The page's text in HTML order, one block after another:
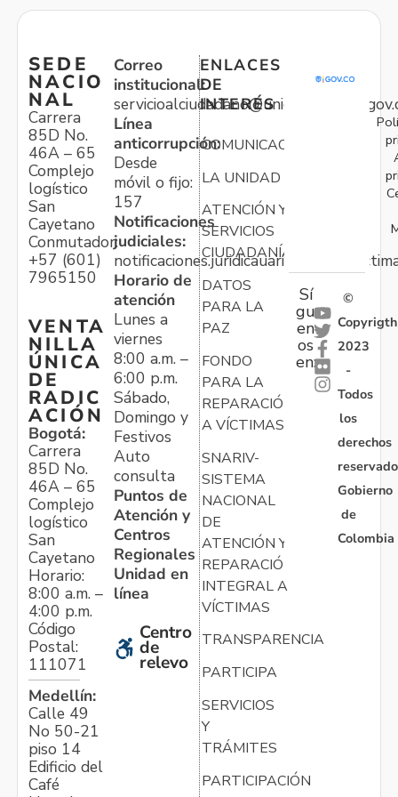
SEDE
NACIO
NAL
Carrera
85D No.
46A – 65
Complejo
logístico
San
Cayetano
Conmutador:
+57 (601)
7965150
VENTA
NILLA
ÚNICA
DE
RADIC
ACIÓN
Bogotá:
Carrera
85D No.
46A – 65
Complejo
logístico
San
Cayetano
Horario:
8:00 a.m. –
4:00 p.m.
Código
Postal:
111071
Medellín:
Calle 49
No 50-21
piso 14
Edificio del
Café
Correo
institucional:
Línea
anticorrupción:
Desde
móvil o fijo:
157
Notificaciones
judiciales:
Horario de
atención
Lunes a
viernes
8:00 a.m. –
6:00 p.m.
Sábado,
Domingo y
Festivos
Auto
consulta
Puntos de
Atención y
Centros
Regionales
Unidad en
línea
Centro
de
relevo
ENLACES
DE
INTERÉS
COMUNICACIONES
LA UNIDAD
ATENCIÓN Y
SERVICIOS
CIUDADANÍA
DATOS
PARA LA
PAZ
FONDO
PARA LA
REPARACIÓN
A VÍCTIMAS
SNARIV-
SISTEMA
NACIONAL
DE
ATENCIÓN Y
REPARACIÓN
INTEGRAL A
VÍCTIMAS
TRANSPARENCIA
PARTICIPA
SERVICIOS
Y
TRÁMITES
PARTICIPACIÓN
Sí
gu
en
os
en:
©
Copyrigth
2023
-
Todos
los
derechos
Gobierno
de
Colombia